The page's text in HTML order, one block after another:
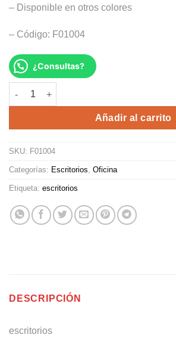
– Disponible en otros colores
– Código: F01004
¿Consultas?
ESCRITORIO FLOTANTE ARGUS cantidad
Añadir al carrito
SKU: F01004
Categorías: Escritorios, Oficina
Etiqueta: escritorios
DESCRIPCIÓN
escritorios